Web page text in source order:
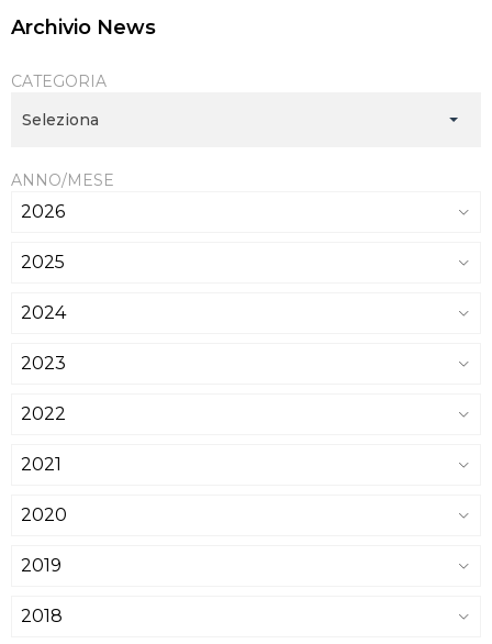
Archivio News
CATEGORIA
Seleziona
ANNO/MESE
2026
2025
2024
2023
2022
2021
2020
2019
2018